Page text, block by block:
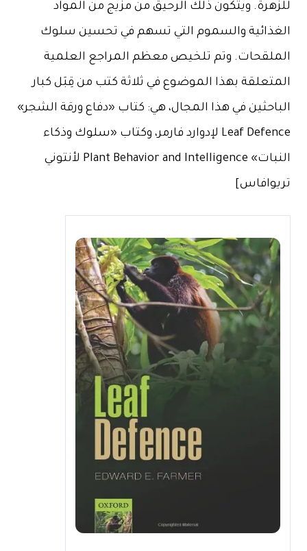
للزهرة. ويتكون ذلك الرحيق من مزيج من المواد
الغذائية والسموم التي تسهم في تحسين سلوك
الملقحات. وتم تلخيص معظم المراجع العلمية
المتعلقة بهذا الموضوع في ثلاثة كتب من قِبَل كبار
الباحثين في هذا المجال، هي: كتاب «دفاع ورقة الشجر»
Leaf Defence لإدوارد فارمر، وكتاب «سلوك وذكاء
النبات» Plant Behavior and Intelligence لأنتوني
تريوافاس]